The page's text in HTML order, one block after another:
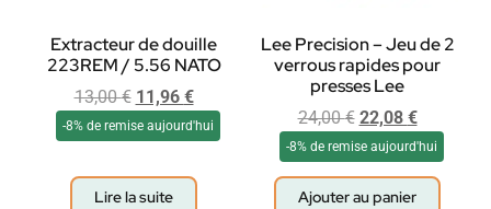
Extracteur de douille
223REM / 5.56 NATO
13,00€ 11,96 €
-8% de remise aujourd'hui
Lire la suite
Lee Precision – Jeu de 2
verrous rapides pour
presses Lee
24,00€ 22,08 €
-8% de remise aujourd'hui
Ajouter au panier